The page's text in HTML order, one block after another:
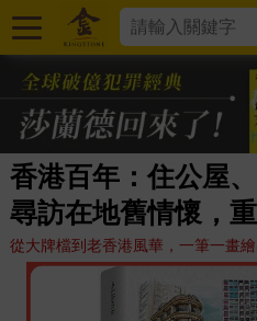
香港百年：住公屋
尋訪在地舊情懷，
從大牌檔到老香港風華，一筆一畫